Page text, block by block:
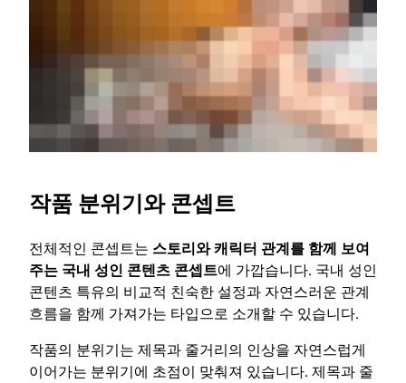
작품 분위기와 콘셉트
전체적인 콘셉트는 스토리와 캐릭터 관계를 함께 보여
주는 국내 성인 콘텐츠 콘셉트에 가깝습니다. 국내 성인
콘텐츠 특유의 비교적 친숙한 설정과 자연스러운 관계
흐름을 함께 가져가는 타입으로 소개할 수 있습니다.
작품의 분위기는 제목과 줄거리의 인상을 자연스럽게
이어가는 분위기에 초점이 맞춰져 있습니다. 제목과 줄